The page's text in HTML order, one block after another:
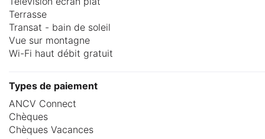
Terrasse
Transat - bain de soleil
Vue sur montagne
Wi-Fi haut débit gratuit
Types de paiement
ANCV Connect
Chèques
Chèques Vacances